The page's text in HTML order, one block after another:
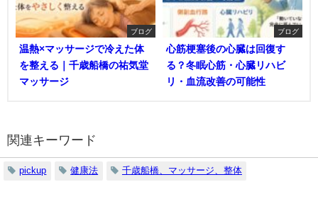
ブログ
温熱×マッサージで冷えた体
を整える｜千歳船橋の祐気堂
マッサージ
ブログ
心筋梗塞後の心臓は回復す
る？冬眠心筋・心臓リハビ
リ・血流改善の可能性
関連キーワード
pickup 健康法 千歳船橋、マッサージ、整体